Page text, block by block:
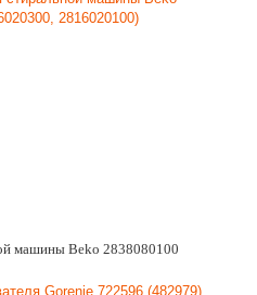
машины Beko 2838080100